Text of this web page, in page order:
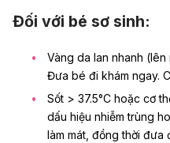
Đối với bé sơ sinh:
Vàng da lan nhanh (lên
Đưa bé đi khám ngay.
Sốt > 37.5°C hoặc cơ
dấu hiệu nhiễm trùng
làm mát, đồng thời đưa